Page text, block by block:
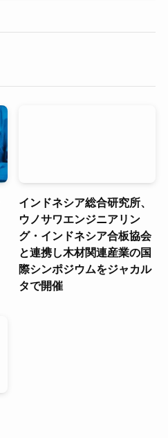
インドネシア総合研究所、
ウノサワエンジニアリン
グ・インドネシア合板協会
と連携し木材関連産業の国
際シンポジウムをジャカル
タで開催